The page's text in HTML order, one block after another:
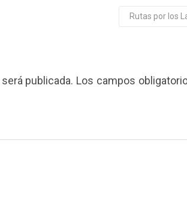
Rutas por los
publicada. Los campos